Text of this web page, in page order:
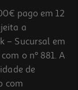
pago em 12
a
– Sucursal em
o nº 881. A
de
com